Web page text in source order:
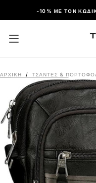
ΠΑΡΆΛΕΙΨΗ-10% ΜΕ ΤΟΝ
ΑΡΧΙΚΉ / ΤΣΑΝΤΕΣ &